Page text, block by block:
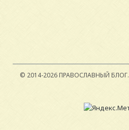
© 2014-2026 ПРАВОСЛАВНЫЙ БЛОГ.